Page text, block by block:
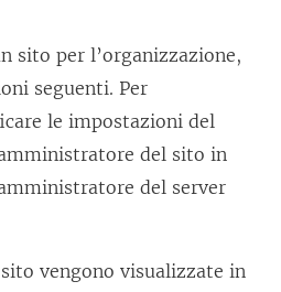
sito per l’organizzazione,
seguenti. Per
le impostazioni del
del sito in
del server
vengono visualizzate in